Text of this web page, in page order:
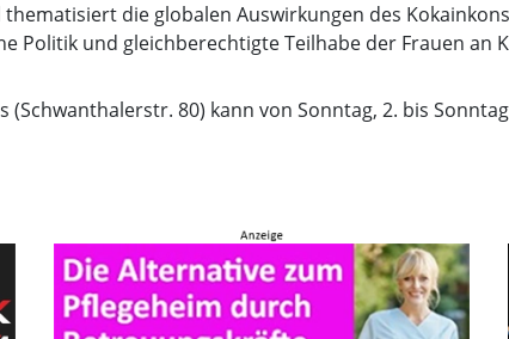
die globalen Auswirkungen des
Politik und gleichberechtigte Teilhabe der Frauen an
(Schwanthalerstr. 80) kann von Sonntag, 2. bis